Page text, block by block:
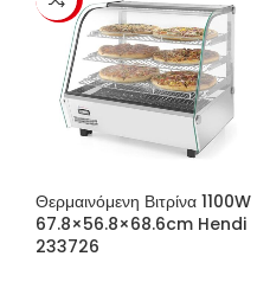
Θερμαινόμενη Βιτρίνα 1100W
67.8×56.8×68.6cm Hendi
233726